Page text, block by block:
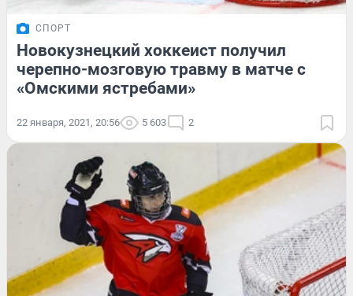
СПОРТ
Новокузнецкий хоккеист получил
черепно-мозговую травму в матче с
«Омскими ястребами»
22 января, 2021, 20:56 5 603 2